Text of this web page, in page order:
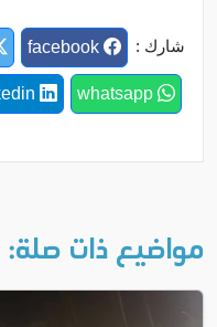
شارك :
مواضيع ذات صلة: